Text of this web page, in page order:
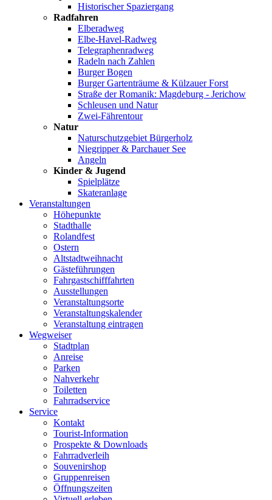
Historischer Spaziergang
Radfahren
Elberadweg
Elbe-Havel-Radweg
Telegraphenradweg
Radeln nach Zahlen
Burger Bogen
Burger Gartenträume & Külzauer Forst
Straße der Romanik: Magdeburg - Jerichow
Schleusen und Natur
Zwei-Fährentour
Natur
Naturschutzgebiet Bürgerholz
Niegripper & Parchauer See
Angeln
Kinder & Jugend
Spielplätze
Skateranlage
Veranstaltungen
Höhepunkte
Stadthalle
Rolandfest
Ostern
Altstadtweihnacht
Gästeführungen
Fahrgastschifffahrten
Ausstellungen
Veranstaltungsorte
Veranstaltungskalender
Veranstaltung eintragen
Wegweiser
Stadtplan
Anreise
Parken
Nahverkehr
Toiletten
Fahrradservice
Service
Kontakt
Tourist-Information
Prospekte & Downloads
Fahrradverleih
Souvenirshop
Gruppenreisen
Öffnungszeiten